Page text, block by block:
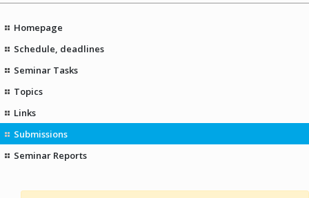
Homepage
Schedule, deadlines
Seminar Tasks
Topics
Links
Submissions
Seminar Reports